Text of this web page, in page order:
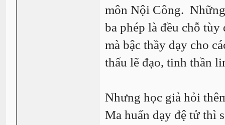
môn Nội Công.
ba phép là đều chỗ
mà bậc thầy dạy cho
thấu lẽ đạo, tinh thần
Nhưng học giả hỏi
Ma huấn dạy đệ tử thì